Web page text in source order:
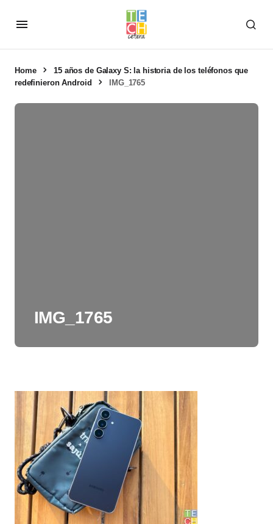
Home
15 años de Galaxy S: la historia de los teléfonos que
redefinieron Android
IMG_1765
IMG_1765